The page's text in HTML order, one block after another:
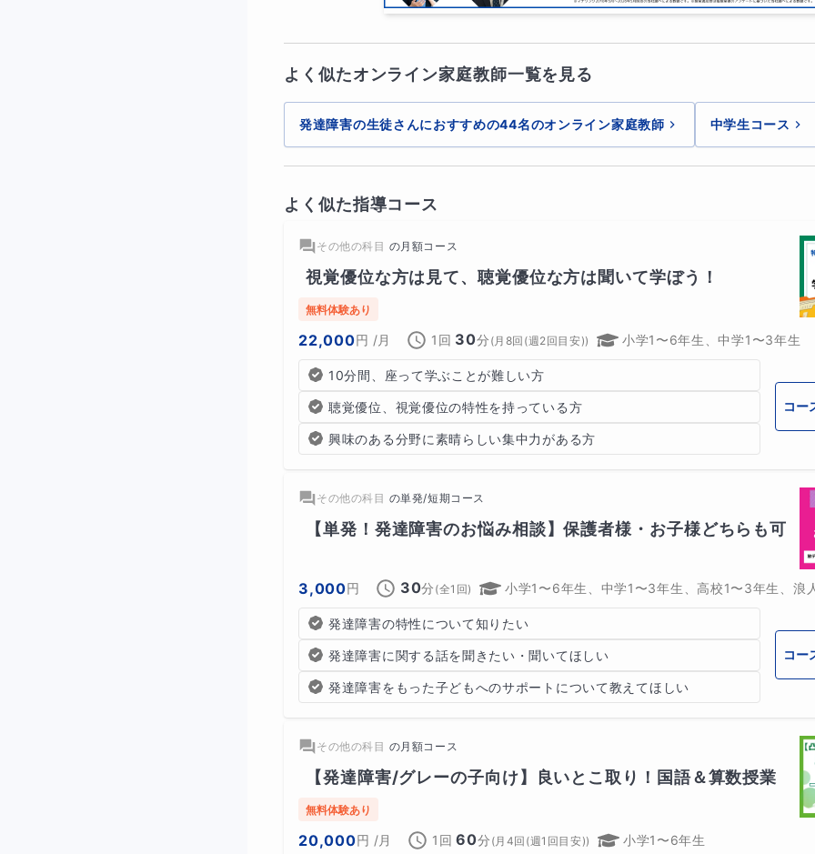
よく似たオンライン家庭教師一覧を見る
発達障害の生徒さんにおすすめの44名のオンライン家庭教師 中学生コース
よく似た指導コース
その他の科目 の月額コース
視覚優位な方は見て、聴覚優位な方は聞いて学ぼう！
無料体験あり
22,000円 /月 1回 30分 ( 月8回(週2回目安)) 小学1〜6年生、中学1〜3年生
10分間、座って学ぶことが難しい方
聴覚優位、視覚優位の特性を持っている方
興味のある分野に素晴らしい集中力がある方
コー
その他の科目 の単発/短期コース
【単発！発達障害のお悩み相談】保護者様・お子様どちらも可
3,000円 30分 (全1 回) 小学1〜6年生、中学1〜3年生、高校1〜3年生、浪
発達障害の特性について知りたい
発達障害に関する話を聞きたい・聞いてほしい
発達障害をもった子どもへのサポートについて教えてほしい
コー
その他の科目 の月額コース
【発達障害/グレーの子向け】良いとこ取り！国語＆算数授業
無料体験あり
20,000円 /月 1回 60分 ( 月4回(週1回目安)) 小学1〜6年生